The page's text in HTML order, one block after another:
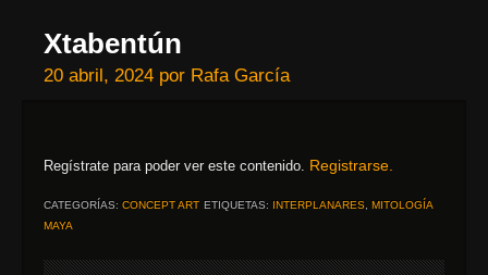
Xtabentún
20 abril, 2024 por Rafa García
Regístrate para poder ver este contenido. Registrarse.
CATEGORÍAS: CONCEPT ART ETIQUETAS: INTERPLANARES MITOLOGÍA
MAYA